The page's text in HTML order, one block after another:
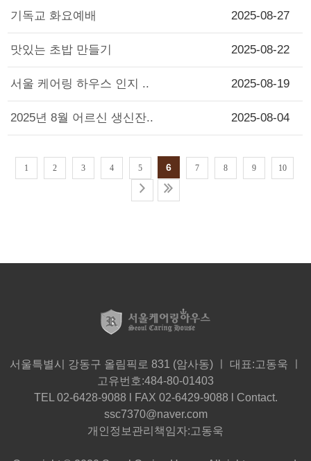
기독교 화요예배 2025-08-27
맛있는 초밥 만들기 2025-08-22
서울 케어링 하우스 인지 .. 2025-08-19
2025년 8월 어르신 생신잔.. 2025-08-04
1 2 3 4 5 6 7 8 9 10
서울특별시 강동구 올림픽로 831 (암사동) ㅣ 대표:고동욱 ㅣ
고유번호:484-80-01403
TEL 02-6428-9088 l FAX 02-6429-9088 l Contact.
ssc7370@naver.com
개인정보관리책임자:고동욱